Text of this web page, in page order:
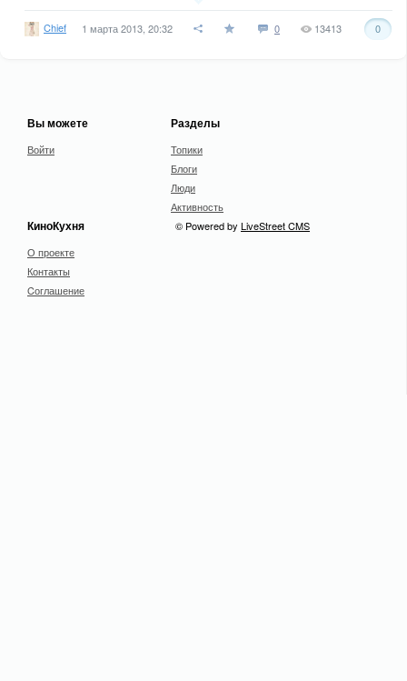
Chief 1 марта 2013, 20:32 0 0
13413
Вы можете
Войти
Разделы
Топики
Блоги
Люди
Активность
КиноКухня
О проекте
Контакты
Cоглашение
© Powered by LiveStreet CMS